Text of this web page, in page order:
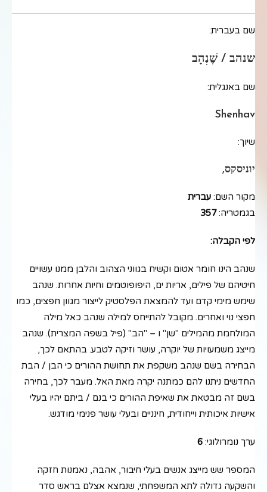
שם בעברית:
שנהב / שֶׁנְהָב
שם באנגלית:
Shenhav
שיוך:
יוניסקס,
מקור השם: עברית
בגמטריה:357
לפי הקבלה:
שנהב הינו חומר אטום וקשיח בגווני הצהוב והלבן ממנו עשויים
חיטיהם של פילים, אריות ים, היפופוטמים וחיות אחרות. שנהב
שימש מימי קדם ועד להמצאת הפלסטיק לייצור מגוון חפצים, כמו
חפצי נוי ואחרים. מקובל להתייחס למילה שנהב כאל מילה
המולחמת מהמילים "שן" ו – "הב" (פיל בשפה המצרית). שנהב
מייצג משמעויות של יוקרה, עושר וזיקה לטבע. בהתאם לכך,
הבחירה בשם שנהב משקפת את תחושת ההורים כי הבן / הבת
החדשים ניתנו להם כמתנה יקרה מאת האל. מעבר לכך, בחירה
בשם זה מבטאת את שאיפת ההורים כי בנם / ביתם יהיו בעלי
אישיות איכותית וייחודית, חינניים ובעלי עושר פנימי מודגש.
ערך נומרולוגי: 6
המספר שש מייצג אנשים בעלי חיבור, אהבה, נאמנות חזקה
והשקעה גדולה לתא המשפחתי, שנמצא אצלם בראש סדר